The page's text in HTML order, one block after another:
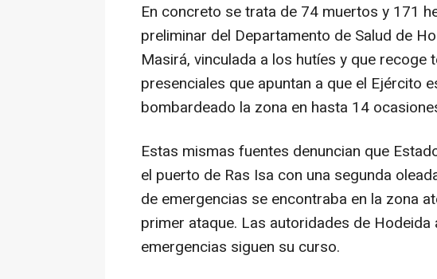
En concreto se trata de 74 muertos y 171
preliminar del Departamento de Salud de
Masirá, vinculada a los hutíes y que
presenciales que apuntan a que el Ejército
bombardeado la zona en hasta 14
Estas mismas fuentes denuncian que
el puerto de Ras Isa con una segunda
de emergencias se encontraba en la zona
primer ataque. Las autoridades de
emergencias siguen su curso.